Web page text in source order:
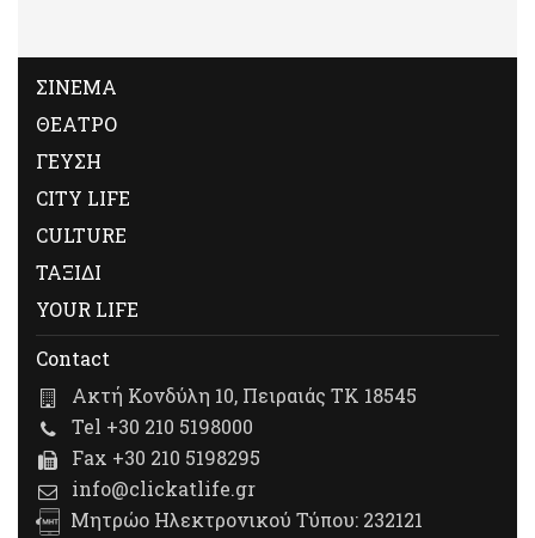
ΣΙΝΕΜΑ
ΘΕΑΤΡΟ
ΓΕΥΣΗ
CITY LIFE
CULTURE
ΤΑΞΙΔΙ
YOUR LIFE
Contact
Ακτή Κονδύλη 10, Πειραιάς ΤΚ 18545
Tel +30 210 5198000
Fax +30 210 5198295
info@clickatlife.gr
Μητρώο Ηλεκτρονικού Τύπου: 232121